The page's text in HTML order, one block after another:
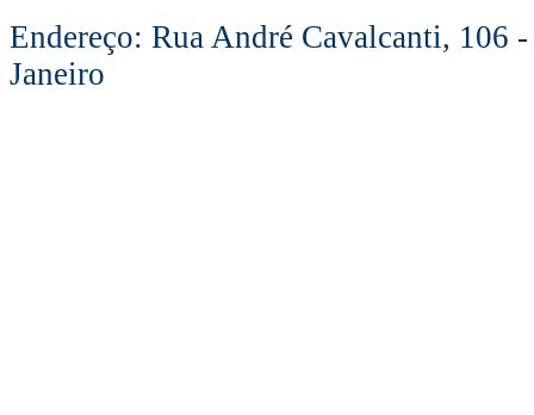
Endereço: Rua André Cavalcanti, 106
Janeiro